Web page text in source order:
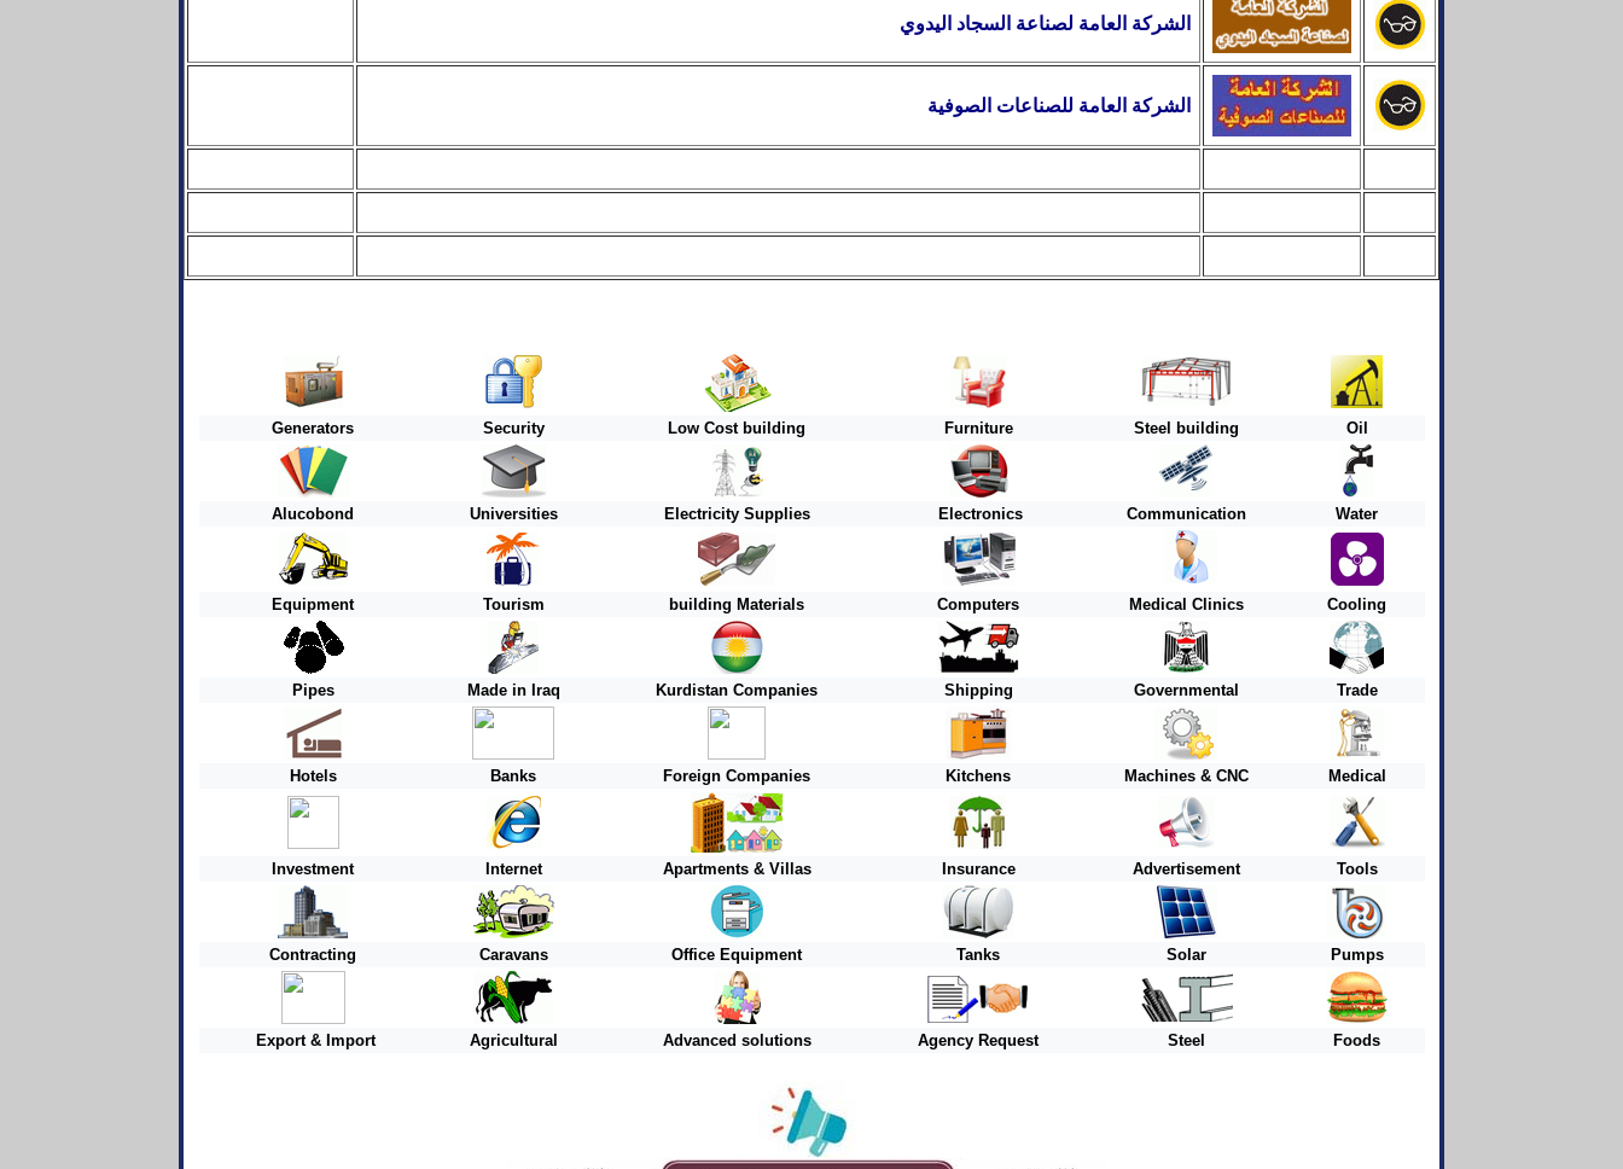
الشركة العامة لصناعة السجاد اليدوي
الشركة العامة للصناعات الصوفية
Generators Security Low Cost building Furniture Steel building Oil
Alucobond Universities Electricity Supplies Electronics Communication Water
Equipment Tourism building Materials Computers Medical Clinics Cooling
Pipes Made in Iraq Kurdistan Companies Shipping Governmental Trade
Hotels Banks Foreign Companies Kitchens Machines & CNC Medical
Investment Internet Apartments & Villas Insurance Advertisement Tools
Contracting Caravans Office Equipment Tanks Solar Pumps
Export & Import Agricultural Advanced solutions Agency Request Steel Foods